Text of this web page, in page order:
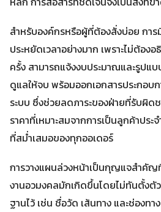
สำหรับองค์กรหรือผู้ที่ต้องสั่งบ่อย การ
ประหยัดเวลาอย่างมาก เพราะไม่ต้อง
ครั้ง สามารถแจ้งงบประมาณและรูปแ
ดูแลให้จบ พร้อมออกเอกสารประกอบ
ระบบ ซึ่งช่วยลดภาระของฝ่ายที่รับผิด
ราคาที่เหมาะสมจากการเป็นลูกค้าประ
ที่สม่ำเสมอของทุกออเดอร์
การวางแผนล่วงหน้าเป็นกุญแจสำคัญ
งานอวมงคลมักเกิดขึ้นโดยไม่ทันตั้งตั
ฐานไว้ เช่น ชื่อวัด เส้นทาง และช่องทา